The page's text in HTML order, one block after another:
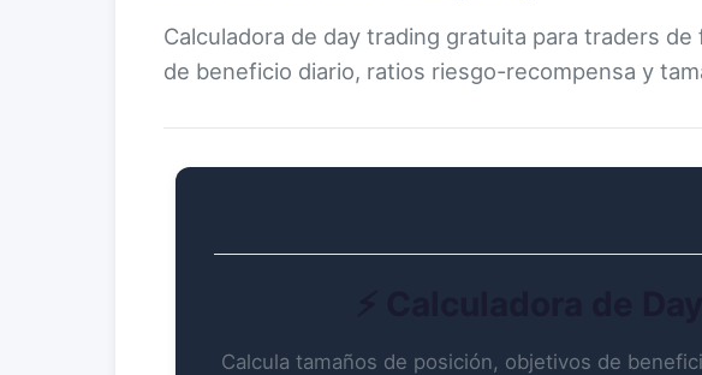
Calculadora de day trading gratuita para traders de
de beneficio diario, ratios riesgo-recompensa y
Calcula tamaños de posición, objetivos de